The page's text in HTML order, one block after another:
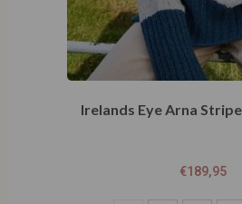
Irelands Eye Arna
€189,95